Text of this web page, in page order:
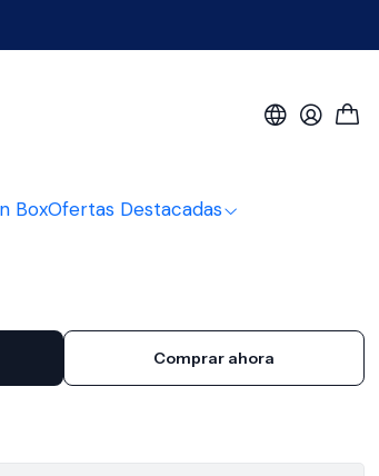
BoxOfertas Destacadas
Speakon-
Comprar ahora